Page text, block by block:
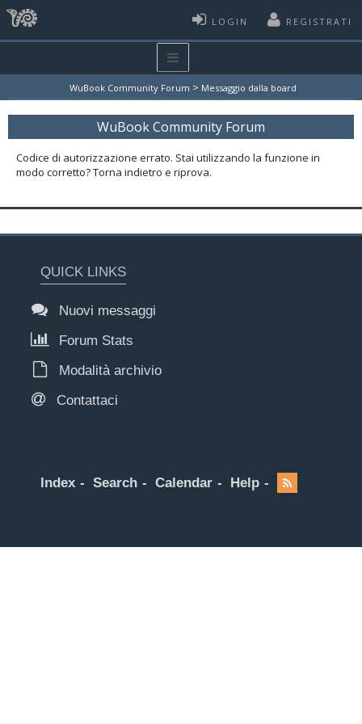
LOGIN REGISTRATI
WuBook Community Forum > Messaggio dalla board
WuBook Community Forum
Codice di autorizzazione errato. Stai utilizzando la funzione in
modo corretto? Torna indietro e riprova.
QUICK LINKS
Nuovi messaggi
Forum Stats
Modalità archivio
Contattaci
Index Search Calendar Help